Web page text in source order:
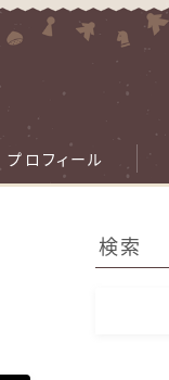
プロフィール
検索